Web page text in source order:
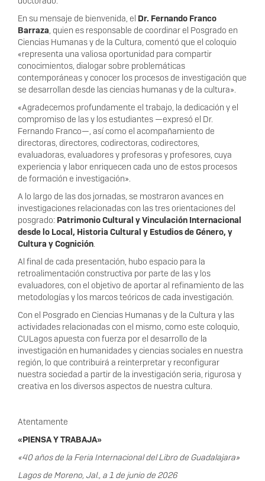
En su mensaje de bienvenida, el Dr. Fernando Franco
Barraza, quien es responsable de coordinar el Posgrado en
Ciencias Humanas y de la Cultura, comentó que el coloquio
«representa una valiosa oportunidad para compartir
conocimientos, dialogar sobre problemáticas
contemporáneas y conocer los procesos de investigación que
se desarrollan desde las ciencias humanas y de la cultura».
«Agradecemos profundamente el trabajo, la dedicación y el
compromiso de las y los estudiantes —expresó el Dr.
Fernando Franco—, así como el acompañamiento de
directoras, directores, codirectoras, codirectores,
evaluadoras, evaluadores y profesoras y profesores, cuya
experiencia y labor enriquecen cada uno de estos procesos
de formación e investigación».
A lo largo de las dos jornadas, se mostraron avances en
investigaciones relacionadas con las tres orientaciones del
posgrado: Patrimonio Cultural y Vinculación Internacional
desde lo Local, Historia Cultural y Estudios de Género, y
Cultura y Cognición.
Al final de cada presentación, hubo espacio para la
retroalimentación constructiva por parte de las y los
evaluadores, con el objetivo de aportar al refinamiento de las
metodologías y los marcos teóricos de cada investigación.
Con el Posgrado en Ciencias Humanas y de la Cultura y las
actividades relacionadas con el mismo, como este coloquio,
CULagos apuesta con fuerza por el desarrollo de la
investigación en humanidades y ciencias sociales en nuestra
región, lo que contribuirá a reinterpretar y reconfigurar
nuestra sociedad a partir de la investigación seria, rigurosa y
creativa en los diversos aspectos de nuestra cultura.
Atentamente
«PIENSA Y TRABAJA»
«40 años de la Feria Internacional del Libro de Guadalajara»
Lagos de Moreno, Jal., a 1 de junio de 2026